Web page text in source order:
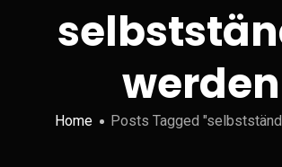
werden
Home Posts Tagged